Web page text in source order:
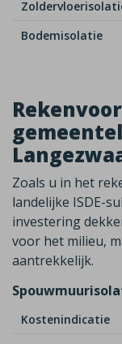
Bodemisolatie
Zoals u in het
landelijke ISDE-
investering
voor het milieu,
aantrekkelijk.
Kostenindicatie